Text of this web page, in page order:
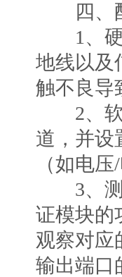
四、配
1、硬
地线以及
触不良导
2、软
道，并设
（如电
3、测
证模块的
观察对应
输出端口